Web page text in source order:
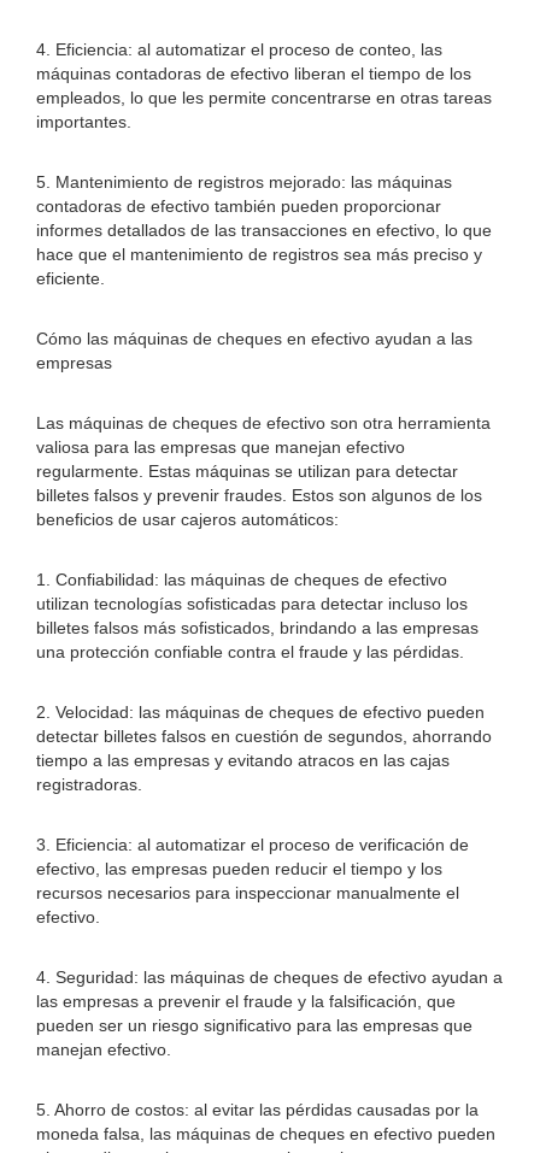
4. Eficiencia: al automatizar el proceso de conteo, las
máquinas contadoras de efectivo liberan el tiempo de los
empleados, lo que les permite concentrarse en otras tareas
importantes.
5. Mantenimiento de registros mejorado: las máquinas
contadoras de efectivo también pueden proporcionar
informes detallados de las transacciones en efectivo, lo que
hace que el mantenimiento de registros sea más preciso y
eficiente.
Cómo las máquinas de cheques en efectivo ayudan a las
empresas
Las máquinas de cheques de efectivo son otra herramienta
valiosa para las empresas que manejan efectivo
regularmente. Estas máquinas se utilizan para detectar
billetes falsos y prevenir fraudes. Estos son algunos de los
beneficios de usar cajeros automáticos:
1. Confiabilidad: las máquinas de cheques de efectivo
utilizan tecnologías sofisticadas para detectar incluso los
billetes falsos más sofisticados, brindando a las empresas
una protección confiable contra el fraude y las pérdidas.
2. Velocidad: las máquinas de cheques de efectivo pueden
detectar billetes falsos en cuestión de segundos, ahorrando
tiempo a las empresas y evitando atracos en las cajas
registradoras.
3. Eficiencia: al automatizar el proceso de verificación de
efectivo, las empresas pueden reducir el tiempo y los
recursos necesarios para inspeccionar manualmente el
efectivo.
4. Seguridad: las máquinas de cheques de efectivo ayudan a
las empresas a prevenir el fraude y la falsificación, que
pueden ser un riesgo significativo para las empresas que
manejan efectivo.
5. Ahorro de costos: al evitar las pérdidas causadas por la
moneda falsa, las máquinas de cheques en efectivo pueden